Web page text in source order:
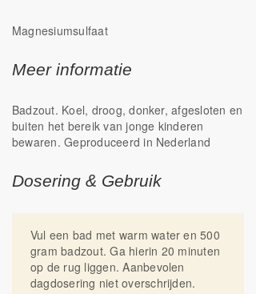
magnesium in de zoutkristallen wordt
gemakkelijk door de huid opgenomen, wat
soepele spieren.
Voor fysieke en geestelijke
ontspanning
Wordt goed opgenomen door de huid
van jouw leefstijl.
WE SPARK YOUR ENERGY!
Magnesiumsulfaat
Meer informatie
Badzout. Koel, droog, donker, afgesloten en
buiten het bereik van jonge kinderen
bewaren. Geproduceerd in Nederland
Dosering & Gebruik
Vul een bad met warm water en 500
gram badzout. Ga hierin 20 minuten
op de rug liggen. Aanbevolen
dagdosering niet overschrijden.